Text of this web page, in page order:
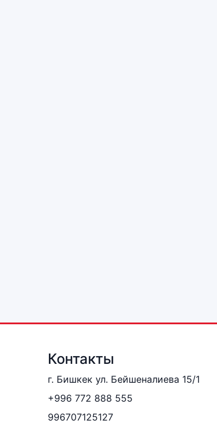
Контакты
г. Бишкек ул. Бейшеналиева 15/1
+996 772 888 555
996707125127